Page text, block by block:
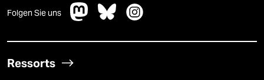
Folgen Sie uns
Ressorts